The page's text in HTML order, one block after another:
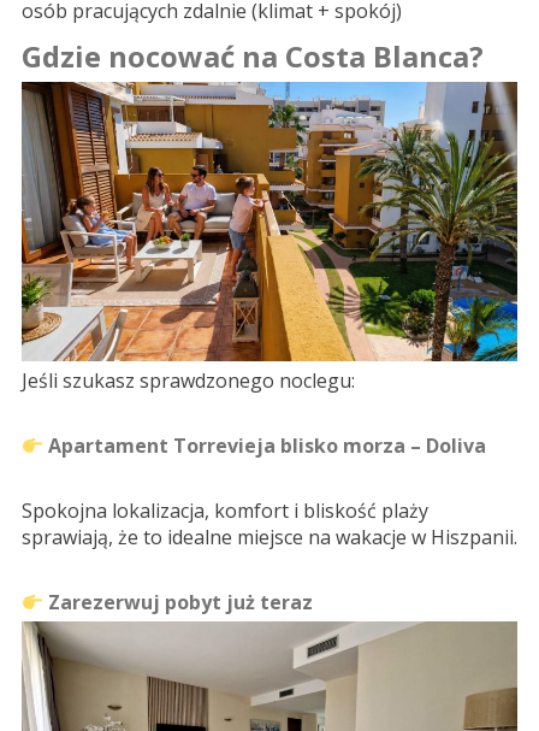
osób pracujących zdalnie (klimat + spokój)
Gdzie nocować na Costa Blanca?
Jeśli szukasz sprawdzonego noclegu:
Apartament Torrevieja blisko morza – Doliva
Spokojna lokalizacja, komfort i bliskość plaży
sprawiają, że to idealne miejsce na wakacje w Hiszpanii.
Zarezerwuj pobyt już teraz